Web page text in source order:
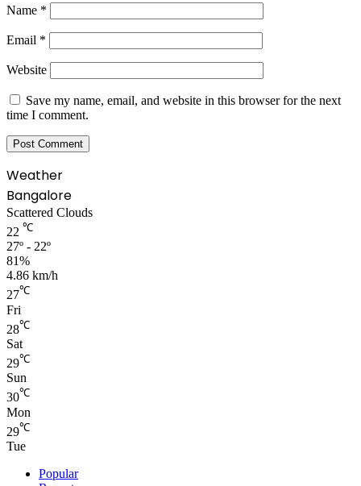
Name *
Email *
Website
Save my name, email, and website in this browser for the next
time I comment.
Weather
Bangalore
Scattered Clouds
22 ℃
27º - 22º
81%
4.86 km/h
27℃
Fri
28℃
Sat
29℃
Sun
30℃
Mon
29℃
Tue
Popular